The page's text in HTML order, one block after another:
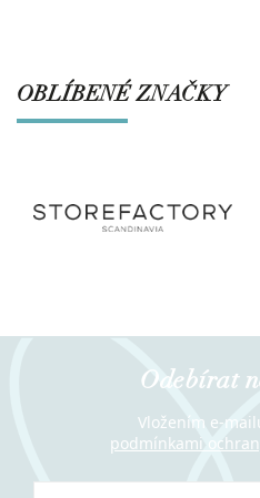
OBLÍBENÉ ZNAČKY
Odebírat
Vložením e-
podmínkami